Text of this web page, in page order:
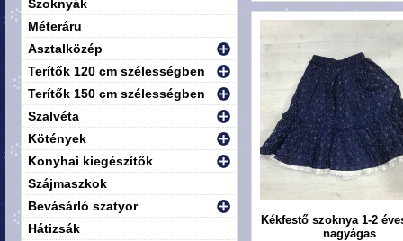
Szoknyák
Méteráru
Asztalközép
Terítők 120 cm szélességben
Terítők 150 cm szélességben
Szalvéta
Kötények
Konyhai kiegészítők
Szájmaszkok
Bevásárló szatyor
Hátizsák
Kékfestő szoknya 1-2
nagyágas